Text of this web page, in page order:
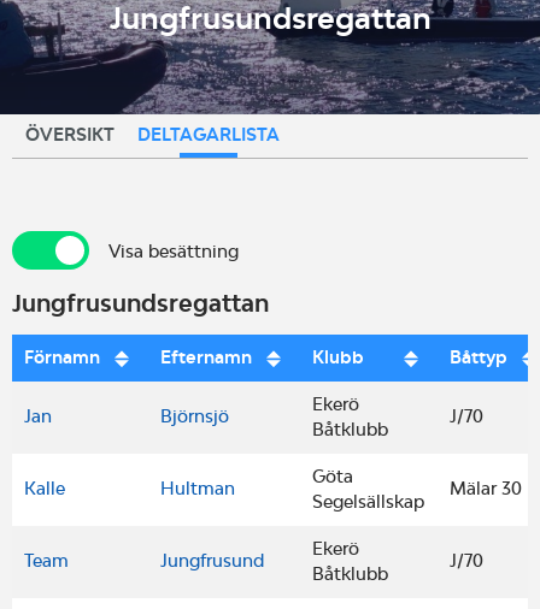
Jungfrusundsregattan
ÖVERSIKT DELTAGARLISTA
Visa besättningVisa besättning
Jungfrusundsregattan
Förnamn Efternamn Klubb Båttyp
Jan Björnsjö
Ekerö
Båtklubb
J/70
Kalle Hultman
Göta
Segelsällskap
Mälar 30
Team Jungfrusund
Ekerö
Båtklubb
J/70